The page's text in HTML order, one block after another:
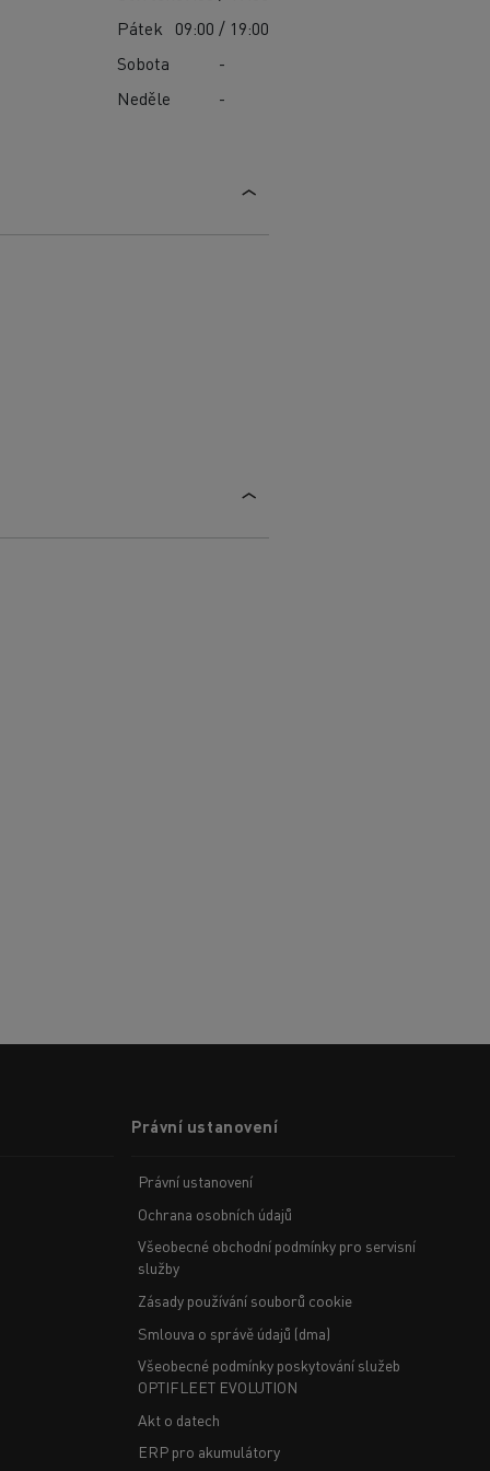
Pátek
09:00 / 19:00
Sobota
-
Neděle
-
Právní ustanovení
Právní ustanovení
Ochrana osobních údajů
Všeobecné obchodní podmínky pro servisní
služby
Zásady používání souborů cookie
Smlouva o správě údajů (dma)
Všeobecné podmínky poskytování služeb
OPTIFLEET EVOLUTION
Akt o datech
ERP pro akumulátory